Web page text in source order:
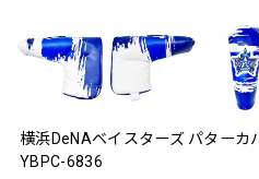
横浜DeNAベイスターズ パターカ
YBPC-6836